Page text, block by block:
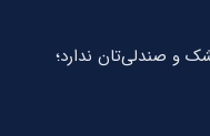
و صندلی‌تان ندارد؛